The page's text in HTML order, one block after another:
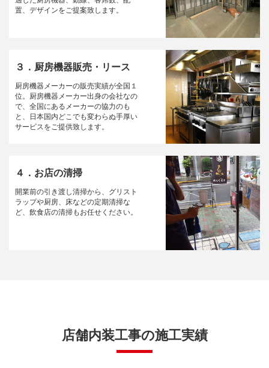
置、デザインをご提案致します。
３．厨房機器販売・リース
厨房機器メーカーの販売実績が全国１
位。厨房機器メーカー出身の会社なの
で、全国にあるメーカーの協力のも
と、日本国内どこでも変わらぬ手厚い
サービスをご提供致します。
４．お店の清掃
開業前の引き渡し清掃から、グリスト
ラップや厨房、床などの定期清掃な
ど、飲食店の清掃もお任せください。
店舗内装工事の施工実績